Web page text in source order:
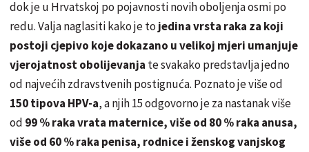
dok je u Hrvatskoj po pojavnosti novih oboljenja osmi po
redu. Valja naglasiti kako je to jedina vrsta raka za koji
postoji cjepivo koje dokazano u velikoj mjeri umanjuje
vjerojatnost obolijevanja te svakako predstavlja jedno
od najvećih zdravstvenih postignuća. Poznato je više od
150 tipova HPV-a, a njih 15 odgovorno je za nastanak više
od 99 % raka vrata maternice, više od 80 % raka anusa,
više od 60 % raka penisa, rodnice i ženskog vanjskog